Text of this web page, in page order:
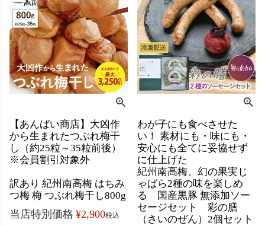
【あんばい商店】大凶作
から生まれたつぶれ梅干
し（約25粒～35粒前後）
※会員割引対象外
訳あり 紀州南高梅 はちみ
つ梅 梅 つぶれ梅干し800g
当店特別価格 ¥2,900税込
わが子にも食べさせた
い！ 素材にも・味にも・
安心にも全てに妥協せず
に仕上げた
紀州南高梅、幻の果実じ
ゃばら2種の味を楽しめ
る 国産黒豚 無添加ソー
セージセット 彩の膳
（さいのぜん）2個セット